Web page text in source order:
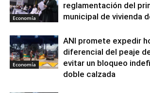
Economía
reglamentación del
municipal de vivienda
Economía
ANI promete expedir
diferencial del peaje
evitar un bloqueo
doble calzada